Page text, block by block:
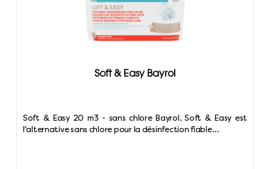
Soft & Easy Bayrol
Soft & Easy 20 m3 - sans chlore Bayrol, Soft & Easy est
l'alternative sans chlore pour la désinfection fiable…